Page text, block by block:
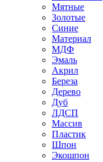
Мятные
Золотые
Синие
Материал
МДФ
Эмаль
Акрил
Береза
Дерево
Дуб
ЛДСП
Массив
Пластик
Шпон
Экошпон